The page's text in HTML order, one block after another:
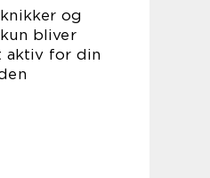
og
bliver
aktiv for din